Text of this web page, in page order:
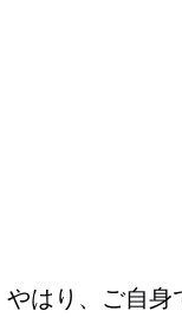
はり、ご自